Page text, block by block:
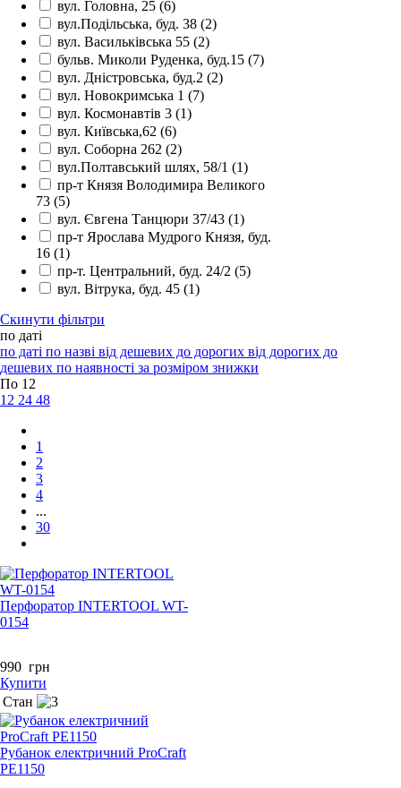
вул. Головна, 25 (6)
вул.Подільська, буд. 38 (2)
вул. Васильківська 55 (2)
бульв. Миколи Руденка, буд.15 (7)
вул. Дністровська, буд.2 (2)
вул. Новокримська 1 (7)
вул. Космонавтів 3 (1)
вул. Київська,62 (6)
вул. Соборна 262 (2)
вул.Полтавський шлях, 58/1 (1)
пр-т Князя Володимира Великого
73 (5)
вул. Євгена Танцюри 37/43 (1)
пр-т Ярослава Мудрого Князя, буд.
16 (1)
пр-т. Центральний, буд. 24/2 (5)
вул. Вітрука, буд. 45 (1)
Скинути фільтри
по даті
по даті по назві від дешевих до дорогих від дорогих до
дешевих по наявності за розміром знижки
По 12
12 24 48
1
2
3
4
...
30
Перфоратор INTERTOOL WT-
0154
990 грн
Купити
Стан
Рубанок електричний ProCraft
PE1150